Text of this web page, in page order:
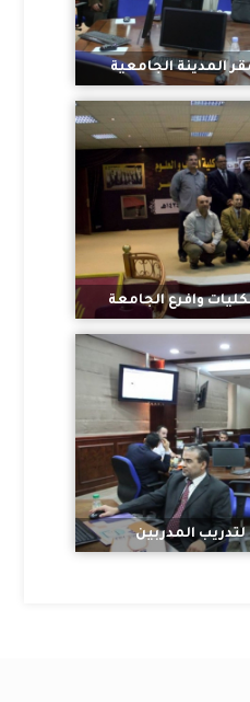
المدينة الجامعية
وافرع الجامعة